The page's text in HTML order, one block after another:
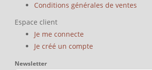
Conditions générales de ventes
Espace client
Je me connecte
Je créé un compte
Newsletter